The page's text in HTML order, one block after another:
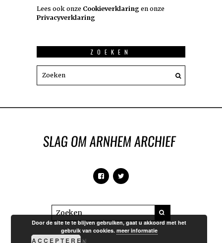
Lees ook onze Cookieverklaring en onze
Privacyverklaring
ZOEKEN
Door de site te te blijven gebruiken, gaat u akkoord met het
gebruik van cookies. meer informatie
ACCEPTEREN